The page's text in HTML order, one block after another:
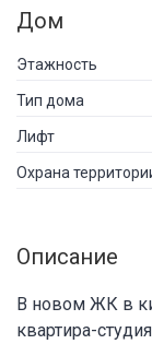
Дом
Этажность
Тип дома
Лифт
Охрана
Описание
В новом ЖК в
квартира-